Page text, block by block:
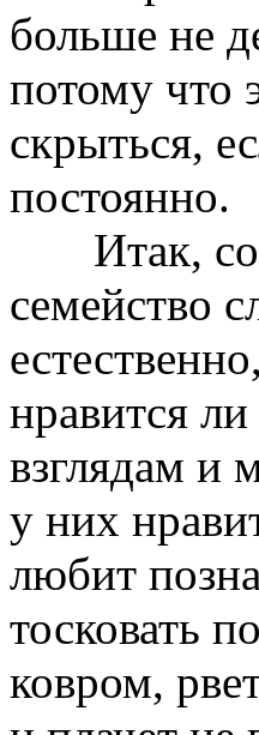
больше не
потому что
скрыться,
постоянно.
Итак,
семейство
нравится
взглядам и
у них
любит
тосковать
ковром,